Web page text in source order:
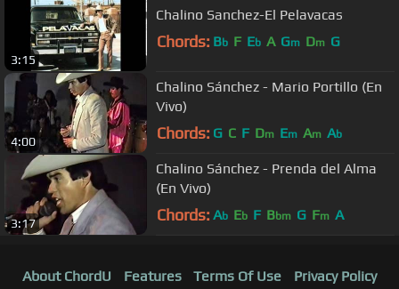
3:15
Chalino Sanchez-El Pelavacas
Chords: Bb F Eb A Gm Dm G
4:00
Chalino Sánchez - Mario Portillo (En
Vivo)
Chords: G C F Dm Em Am Ab
3:17
Chalino Sánchez - Prenda del Alma
(En Vivo)
Chords: Ab Eb F Bbm G Fm A
About ChordU Features Terms Of Use Privacy Policy